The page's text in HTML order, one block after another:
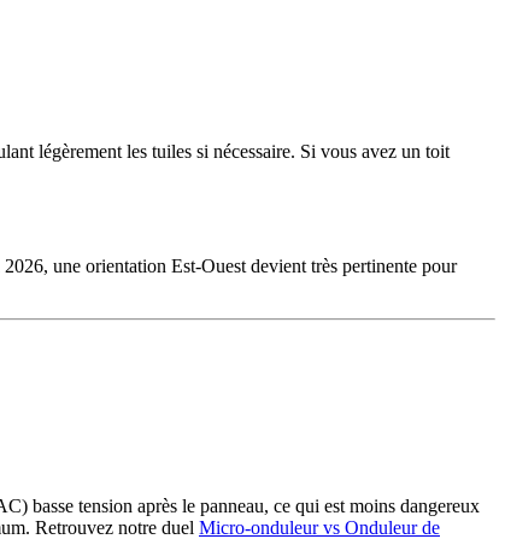
légèrement les tuiles si nécessaire. Si vous avez un toit
une orientation Est-Ouest devient très pertinente pour
basse tension après le panneau, ce qui est moins dangereux
Retrouvez notre duel Micro-onduleur vs Onduleur de